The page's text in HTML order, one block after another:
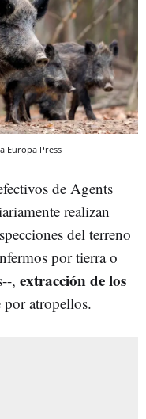
Europa Press
de Agents
realizan
del terreno
por tierra o
, extracción de los
por atropellos.